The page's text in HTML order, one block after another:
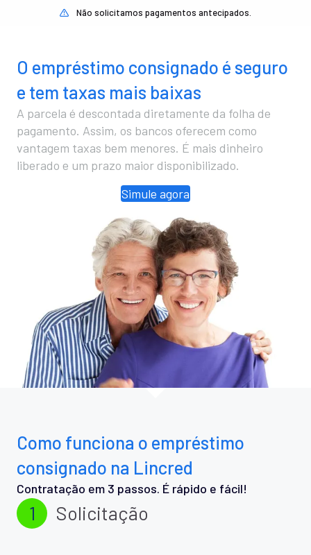
Não solicitamos pagamentos antecipados.
O empréstimo consignado é seguro
e tem taxas mais baixas
A parcela é descontada diretamente da folha de
pagamento. Assim, os bancos oferecem como
vantagem taxas bem menores. É mais dinheiro
liberado e um prazo maior disponibilizado.
Simule agora
Como funciona o empréstimo
consignado na Lincred
Contratação em 3 passos. É rápido e fácil!
1 Solicitação